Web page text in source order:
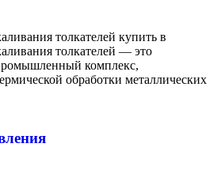
толкателей купить в
толкателей — это
комплекс,
обработки металлических